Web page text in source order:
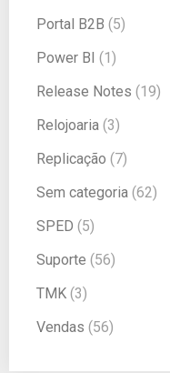
Portal B2B (5)
Power BI (1)
Release Notes (19)
Relojoaria (3)
Replicação (7)
Sem categoria (62)
SPED (5)
Suporte (56)
TMK (3)
Vendas (56)